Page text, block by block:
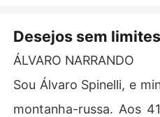
ÁLVARO NARRANDO
Sou Álvaro Spinelli, e
montanha-russa. Aos